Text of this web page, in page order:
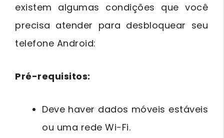
existem algumas condições que você
precisa atender para desbloquear seu
telefone Android:
Pré-requisitos:
Deve haver dados móveis estáveis
ou uma rede Wi-Fi.